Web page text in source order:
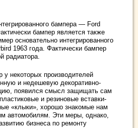
бампера — Ford
бампер является также
основательно интегрированного
1963 года. Фактически бампер
радиатора.
у некоторых производителей
и недешевую декоративно-
появился смысл защищать сам
и резиновые вставки-
«клыки», хорошо знакомые нам
автомобилям. Эти меры, однако,
бизнеса по ремонту